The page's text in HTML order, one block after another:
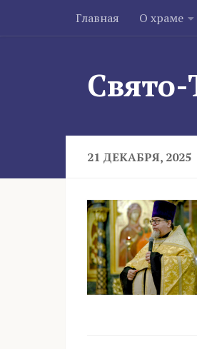
Skip to content
Главная О храме
21 ДЕКАБРЯ, 2025